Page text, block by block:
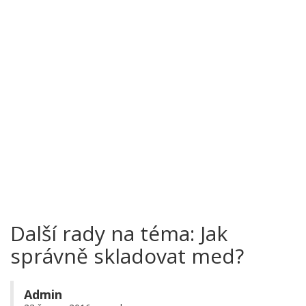
Další rady na téma: Jak
správně skladovat med?
Admin